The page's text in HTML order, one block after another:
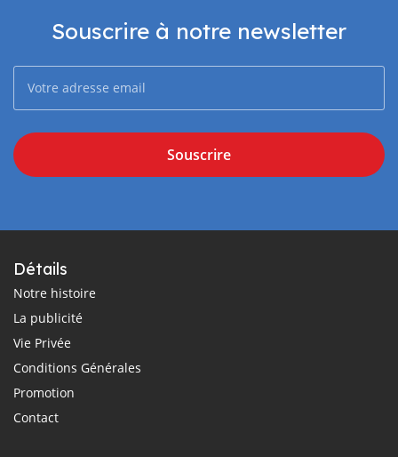
Souscrire à notre newsletter
Souscrire
Détails
Notre histoire
La publicité
Vie Privée
Conditions Générales
Promotion
Contact